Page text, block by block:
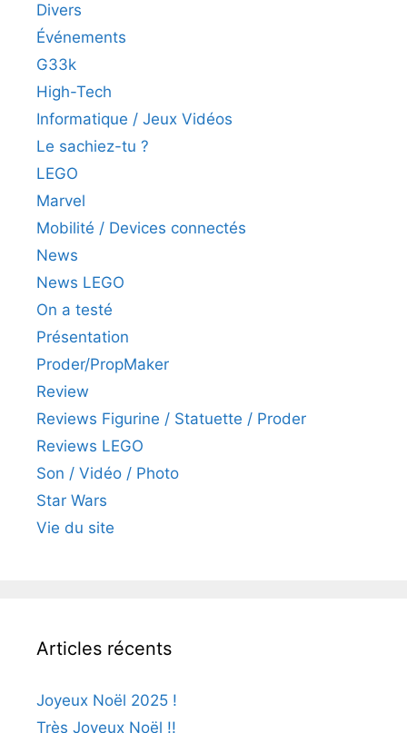
Divers
Événements
G33k
High-Tech
Informatique / Jeux Vidéos
Le sachiez-tu ?
LEGO
Marvel
Mobilité / Devices connectés
News
News LEGO
On a testé
Présentation
Proder/PropMaker
Review
Reviews Figurine / Statuette / Proder
Reviews LEGO
Son / Vidéo / Photo
Star Wars
Vie du site
Articles récents
Joyeux Noël 2025 !
Très Joyeux Noël !!